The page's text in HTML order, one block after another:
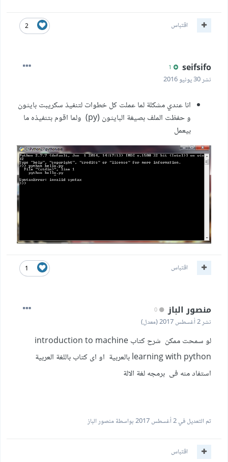
2 اقتباس
seifsifo
نشر30 يونيو 2016
انا عندي مشكلة لما عملت كل خطوات لتنفيذ سكريبت بايثون
و حفظت الملف بصيغة البايثون (py) ولما اقوم بتنفيذه ما
بيعمل
1 اقتباس
منصور الباز
نشر2 أغسطس 2017 (معدل)
لو سمحت ممكن شرح كتاب introduction to machine
learning with python بالعربية او اى كتاب باللغة العربية
استفاد منه فى برمجه لغة الالة
تم التعديل في2 أغسطس 2017 بواسطة منصور الباز
اقتباس